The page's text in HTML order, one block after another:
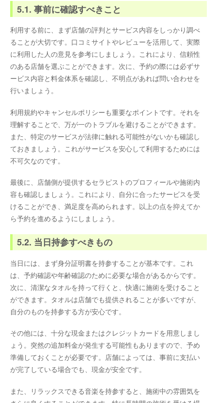
5.1. 事前に確認すべきこと
利用する前に、まず店舗の評判とサービス内容をしっかり調べ
ることが大切です。口コミサイトやレビューを活用して、実際
に利用した人の意見を参考にしましょう。これにより、信頼性
のある店舗を選ぶことができます。次に、予約の際には必ずサ
ービス内容と料金体系を確認し、不明点があれば問い合わせを
行いましょう。
利用規約やキャンセルポリシーも重要なポイントです。それを
理解することで、万が一のトラブルを避けることができます。
また、特定のサービスが法律に触れる可能性がないかも確認し
ておきましょう。これがサービスを安心して利用するためには
不可欠なのです。
最後に、店舗側が提供するセラピストのプロフィールや施術内
容も確認しましょう。これにより、自分に合ったサービスを受
けることができ、満足度を高められます。以上の点を抑えてか
ら予約を進めるようにしましょう。
5.2. 当日持参すべきもの
当日には、まず身分証明書を持参することが基本です。これ
は、予約確認や年齢確認のために必要な場合があるからです。
次に、清潔なタオルを持って行くと、快適に施術を受けること
ができます。タオルは店舗でも提供されることが多いですが、
自分のものを持参する方が安心です。
その他には、十分な現金またはクレジットカードを用意しまし
ょう。突然の追加料金が発生する可能性もありますので、予め
準備しておくことが必要です。店舗によっては、事前に支払い
が完了している場合でも、現金が安全です。
また、リラックスできる音楽を持参すると、施術中の雰囲気を